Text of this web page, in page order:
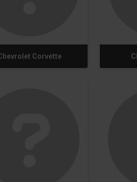
Corvette